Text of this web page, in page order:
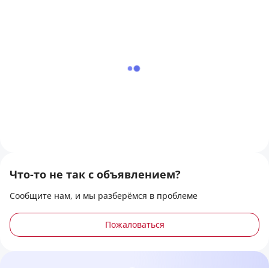
Что-то не так с объявлением?
Сообщите нам, и мы разберёмся в проблеме
Пожаловаться